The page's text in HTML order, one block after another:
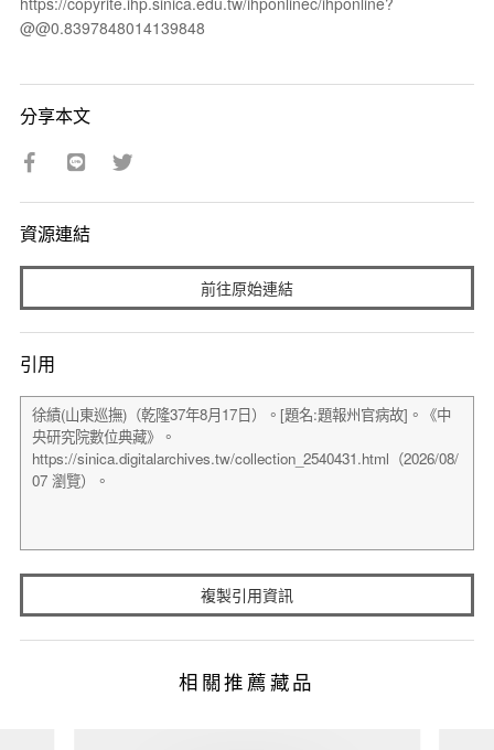
@@0.8397848014139848
分享本文
資源連結
前往原始連結
引用
複製引用資訊
相關推薦藏品